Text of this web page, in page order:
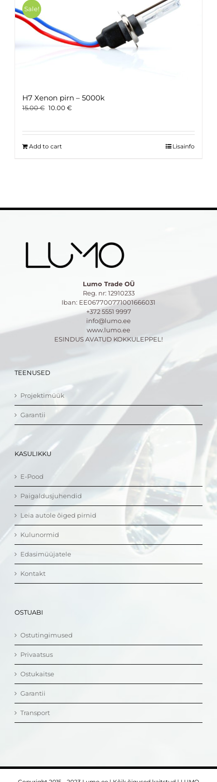
Sale!
H7 Xenon pirn – 5000k
15.00€ Original
15.00 €.
10.00 €Current
10.00 €.
Add to cart Lisainfo
Lumo Trade OÜ
Reg. nr: 12910233
Iban: EE067700771001666031
+372 5551 9997
info@lumo.ee
www.lumo.ee
ESINDUS AVATUD KOKKULEPPEL!
TEENUSED
Projektimüük
Garantii
KASULIKKU
E-Pood
Paigaldusjuhendid
Leia autole õiged pirnid
Kulunormid
Edasimüüjatele
Kontakt
OSTUABI
Ostutingimused
Privaatsus
Ostukaitse
Garantii
Transport